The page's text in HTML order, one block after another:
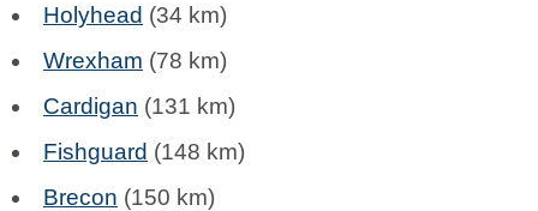
Holyhead (34 km)
Wrexham (78 km)
Cardigan (131 km)
Fishguard (148 km)
Brecon (150 km)